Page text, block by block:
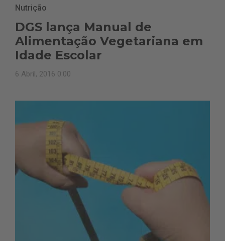
Nutrição
DGS lança Manual de
Alimentação Vegetariana em
Idade Escolar
6 Abril, 2016 0:00